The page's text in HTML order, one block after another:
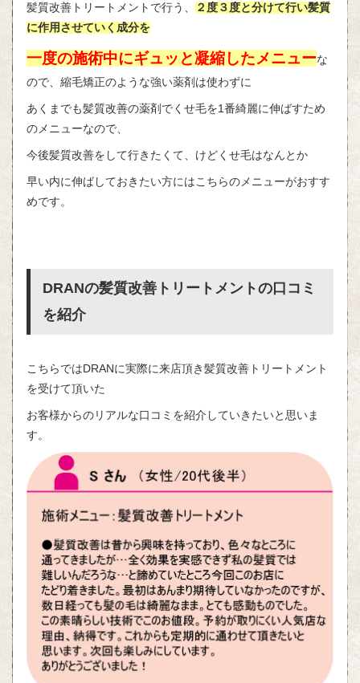
髪質改善トリートメントで行う、
２度３度と分けて行い髪質
に作用させていく成分を
一度の施術中にギュッと凝縮したメニューな
ので、縮毛矯正のような強い薬剤は使わずに
あくまでも髪質改善の薬剤でくせ毛を1番綺麗に伸ばすため
のメニューなので、
今後髪質改善をして行きたくて、けどくせ毛はなんとか
早い内に伸ばしておきたい方にはこちらのメニューがおすす
めです。
DRANの髪質改善トリートメントの口コミ
を紹介
こちらではDRANに実際に来店頂き髪質改善トリートメント
を受けて頂いた
お客様からのリアルな口コミを紹介していきたいと思いま
す。